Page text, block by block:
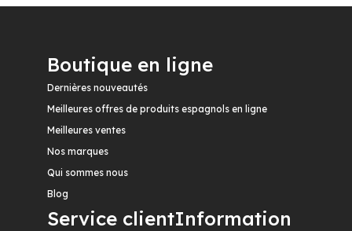
Boutique en ligne
Dernières nouveautés
Meilleures offres de produits espagnols en ligne
Meilleures ventes
Nos marques
Qui sommes nous
Blog
Service clientInformation